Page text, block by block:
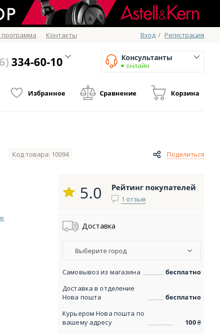
Контакты Вход / Регистрация
334-60-10 Консультанты
онлайн
Избранное Сравнение Корзина
Код товара: 10094 Поделиться
5.0 Рейтинг покупателей
1 отзыв
Доставка
Выберите город
Самовывоз из магазина
бесплатно
Доставка в отделение
Нова пошта
бесплатно
Курьером Нова пошта по
вашему адресу
100₴